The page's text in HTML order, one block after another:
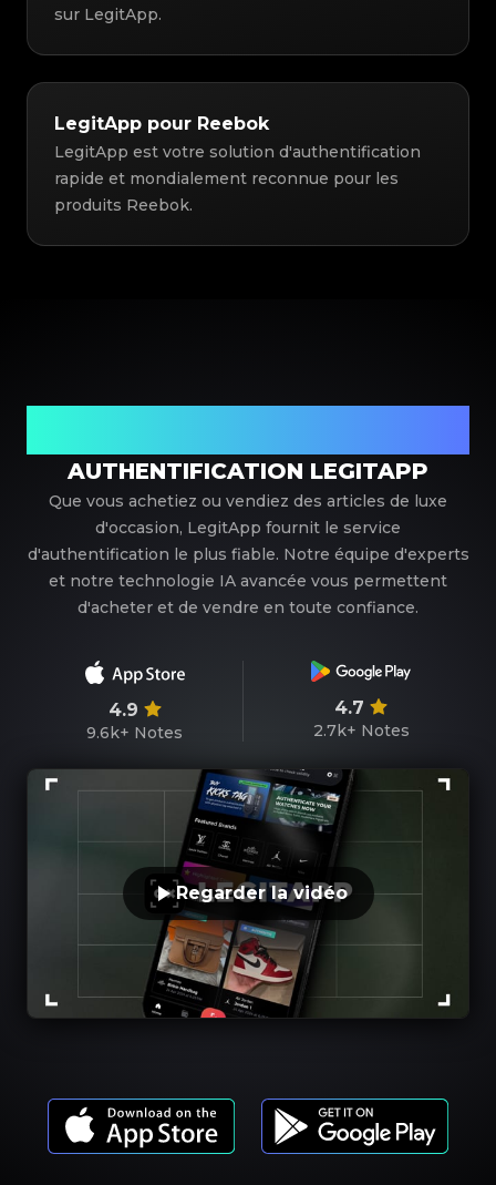
sur LegitApp.
LegitApp pour Reebok
LegitApp est votre solution d'authentification
rapide et mondialement reconnue pour les
produits Reebok.
AUTHENTIFICATION LEGITAPP
Que vous achetiez ou vendiez des articles de luxe
d'occasion, LegitApp fournit le service
d'authentification le plus fiable. Notre équipe d'experts
et notre technologie IA avancée vous permettent
d'acheter et de vendre en toute confiance.
4.9
9.6k+ Notes
4.7
2.7k+ Notes
Regarder la vidéo